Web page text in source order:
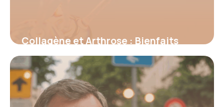
Collagène et Arthrose : Bienfaits
Prouvés 2026
16 juin 2026